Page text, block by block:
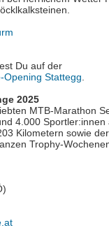
Du auf der
Opening Stattegg
2025
MTB-Marathon
4.000
Kilometern sowie
Trophy-